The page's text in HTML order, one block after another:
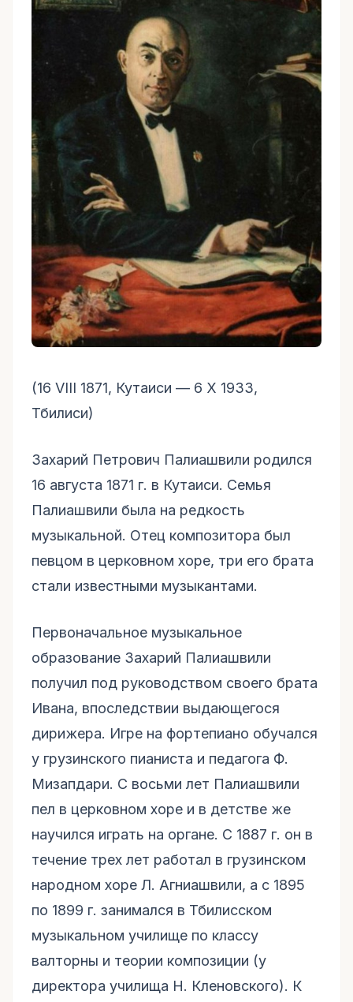
(16 VIII 1871, Кутаиси — 6 X 1933,
Тбилиси)
Захарий Петрович Палиашвили родился
16 августа 1871 г. в Кутаиси. Семья
Палиашвили была на редкость
музыкальной. Отец композитора был
певцом в церковном хоре, три его брата
стали известными музыкантами.
Первоначальное музыкальное
образование Захарий Палиашвили
получил под руководством своего брата
Ивана, впоследствии выдающегося
дирижера. Игре на фортепиано обучался
у грузинского пианиста и педагога Ф.
Мизапдари. С восьми лет Палиашвили
пел в церковном хоре и в детстве же
научился играть на органе. С 1887 г. он в
течение трех лет работал в грузинском
народном хоре Л. Агниашвили, а с 1895
по 1899 г. занимался в Тбилисском
музыкальном училище по классу
валторны и теории композиции (у
директора училища Н. Кленовского). К